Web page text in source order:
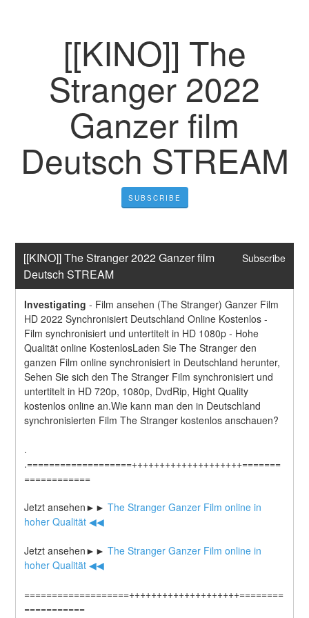
[[KINO]] The
Stranger 2022
Ganzer film
Deutsch STREAM
SUBSCRIBE
[[KINO]] The Stranger 2022 Ganzer film
Deutsch STREAM
Subscribe
Investigating - Film ansehen (The Stranger) Ganzer Film
HD 2022 Synchronisiert Deutschland Online Kostenlos -
Film synchronisiert und untertitelt in HD 1080p - Hohe
Qualität online KostenlosLaden Sie The Stranger den
ganzen Film online synchronisiert in Deutschland herunter,
Sehen Sie sich den The Stranger Film synchronisiert und
untertitelt in HD 720p, 1080p, DvdRip, Hight Quality
kostenlos online an.Wie kann man den in Deutschland
synchronisierten Film The Stranger kostenlos anschauen?
.
.===================++++++++++++++++++++=======
============
Jetzt ansehen►► The Stranger Ganzer Film online in
hoher Qualität ◀◀
Jetzt ansehen►► The Stranger Ganzer Film online in
hoher Qualität ◀◀
===================++++++++++++++++++++========
===========